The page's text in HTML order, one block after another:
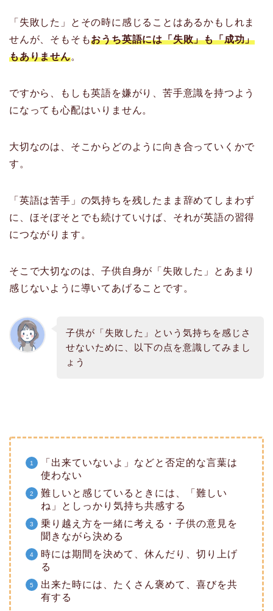
「失敗した」とその時に感じることはあるかもしれま
せんが、そもそもおうち英語には「失敗」も「成功」
もありません。
ですから、もしも英語を嫌がり、苦手意識を持つよう
になっても心配はいりません。
大切なのは、そこからどのように向き合っていくかで
す。
「英語は苦手」の気持ちを残したまま辞めてしまわず
に、ほそぼそとでも続けていけば、それが英語の習得
につながります。
そこで大切なのは、子供自身が「失敗した」とあまり
感じないように導いてあげることです。
子供が「失敗した」という気持ちを感じさ
せないために、以下の点を意識してみまし
ょう
「出来ていないよ」などと否定的な言葉は
使わない
難しいと感じているときには、「難しい
ね」としっかり気持ち共感する
乗り越え方を一緒に考える・子供の意見を
聞きながら決める
時には期間を決めて、休んだり、切り上げ
る
出来た時には、たくさん褒めて、喜びを共
有する